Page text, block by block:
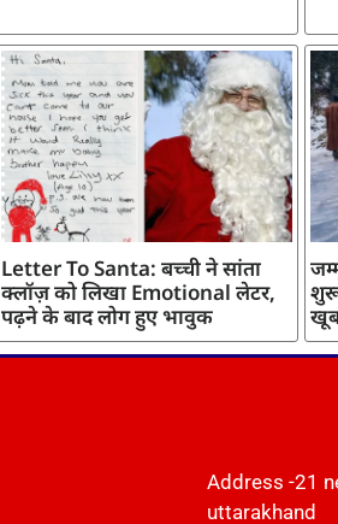
Letter To Santa: बच्ची ने सांता
क्लॉज़ को लिखा Emotional लेटर,
पढ़ने के बाद लोग हुए भावुक
Address -21
uttarakhand